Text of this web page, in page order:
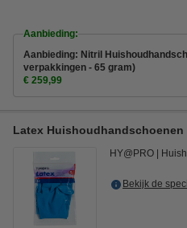
Aanbieding:
Aanbieding: Nitril
verpakkingen - 65 gram)
€ 259,99
Latex Huishoudhandschoenen
HY@PRO
Bekijk de